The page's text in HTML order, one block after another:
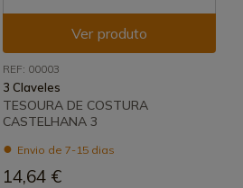
Ver produto
REF: 00003
3 Claveles
TESOURA DE COSTURA
CASTELHANA 3
Envio de 7-15 dias
14,64 €